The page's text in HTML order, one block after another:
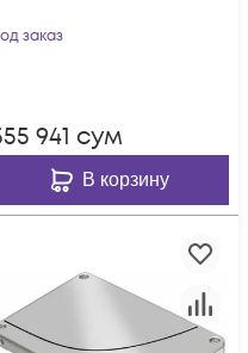
заказ
941 сум
В корзину